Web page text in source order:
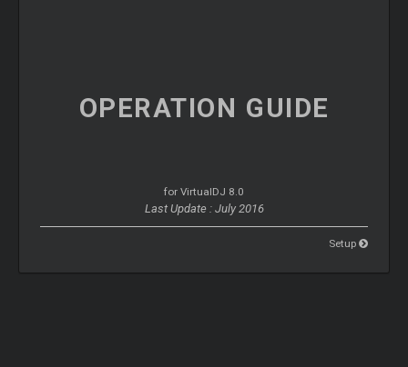
OPERATION GUIDE
for VirtualDJ 8.0
Last Update : July 2016
Setup